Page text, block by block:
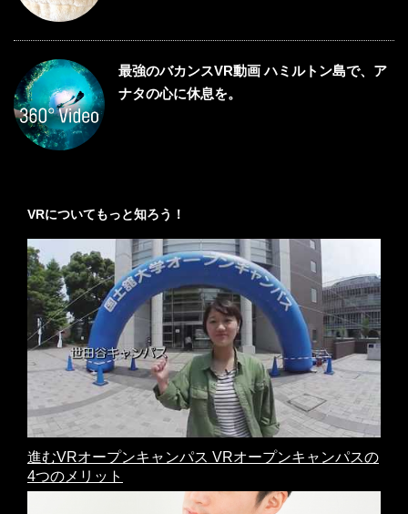
最強のバカンスVR動画 ハミルトン島で、ア
ナタの心に休息を。
VRについてもっと知ろう！
進むVRオープンキャンパス VRオープンキャンパスの
4つのメリット